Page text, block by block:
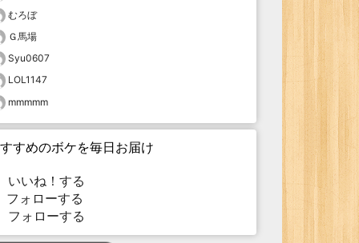
むろぼ
Ｇ馬場
Syu0607
LOL1147
mmmmm
すめのボケを毎日お届け
いいね！する
ォローする
フォローする